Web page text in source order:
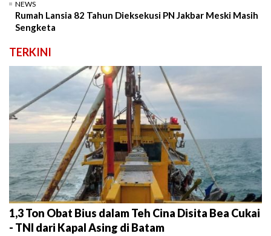
NEWS
Rumah Lansia 82 Tahun Dieksekusi PN Jakbar Meski Masih
Sengketa
TERKINI
1,3 Ton Obat Bius dalam Teh Cina Disita Bea Cukai
- TNI dari Kapal Asing di Batam